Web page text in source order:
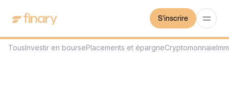
S'inscrire
TousInvestir en boursePlacements et épargneCryptomonnaie